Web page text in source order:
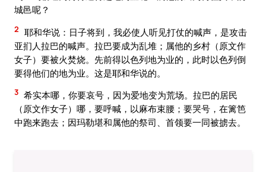
城邑呢？
2 耶和华说：日子将到，我必使人听见打仗的喊声，是攻击
亚扪人拉巴的喊声。拉巴要成为乱堆；属他的乡村（原文作
女子）要被火焚烧。先前得以色列地为业的，此时以色列倒
要得他们的地为业。这是耶和华说的。
3 希实本哪，你要哀号，因为爱地变为荒场。拉巴的居民
（原文作女子）哪，要呼喊，以麻布束腰；要哭号，在篱笆
中跑来跑去；因玛勒堪和属他的祭司、首领要一同被掳去。